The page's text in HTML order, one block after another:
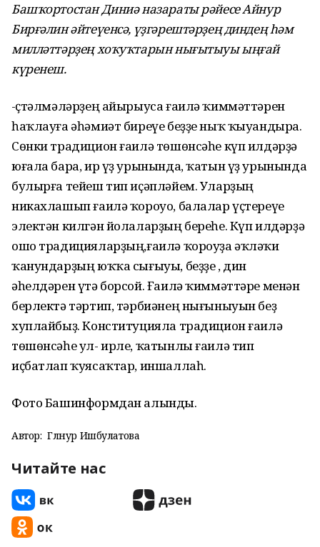
Башҡортостан Диниә назараты рәйесе Айнур
Бирғәлин әйтеүенсә, үҙгәрештәрҙең диндең һәм
милләттәрҙең хоҡуҡтарын нығытыуы ыңғай
күренеш.
-Өҫтәлмәләрҙең айырыуса ғаилә ҡиммәттәрен
һаҡлауға әһәмиәт биреүе беҙҙе ныҡ ҡыуандыра.
Сөнки традицион ғаилә төшөнсәһе күп илдәрҙә
юғала бара, ир үҙ урынында, ҡатын үҙ урынында
булырға тейеш тип иҫәпләйем. Уларҙың
никахлашып ғаилә ҡороуо, балалар үҫтереүе
электән килгән йолаларҙың береһе. Күп илдәрҙә
ошо традицияларҙың,ғаилә ҡороуҙа әҡләҡи
ҡанундарҙың юҡҡа сығыуы, беҙҙе , дин
әһелдәрен үтә борсой. Ғаилә ҡиммәттәре менән
берлектә тәртип, тәрбиәнең нығыныуын беҙ
хуплайбыҙ. Конституцияла традицион ғаилә
төшөнсәһе ул- ирле, ҡатынлы ғаилә тип
иҫбатлап ҡуясаҡтар, иншаллаһ.
Фото Башинформдан алынды.
Автор: Гөлнур Ишбулатова
Читайте нас